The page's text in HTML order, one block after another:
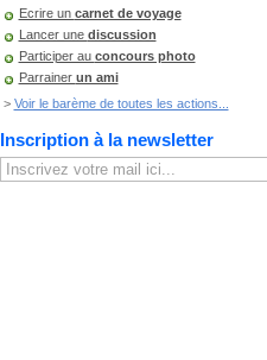
Ecrire un carnet de voyage
Lancer une discussion
Participer au concours photo
Parrainer un ami
> Voir le barème de toutes les actions...
Inscription à la newsletter